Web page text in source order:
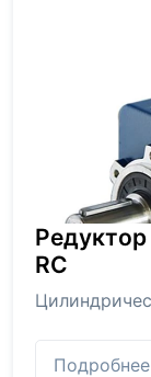
RC
Подробнее